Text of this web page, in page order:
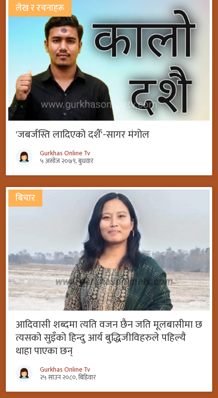
लेख र रचनाहरू
'जबर्जस्ति लादिएको दशैँ'-सागर मंगोल
Gurkhas Online Tv
५ असोज २०७९, बुधवार
बिचार
आदिवासी शब्दमा त्यति वजन छैन जति मूलबासीमा छ
त्यसको सुइँको हिन्दु आर्य बुद्धिजीविहरुले पहिल्यै
थाहा पाएका छन्
Gurkhas Online Tv
२५ साउन २०८०, बिहिवार